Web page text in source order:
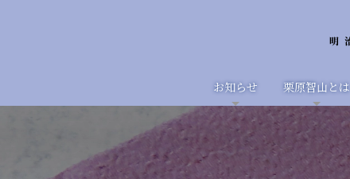
お知らせ 栗原智山とは